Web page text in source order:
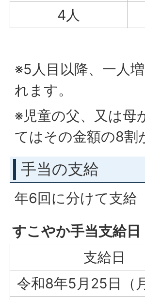
4人
※5人目以降、一人
れます。
※児童の父、又は母
てはその金額の8割
手当の支給
年6回に分けて支給
すこやか手当支給日
支給日
令和8年5月25日（